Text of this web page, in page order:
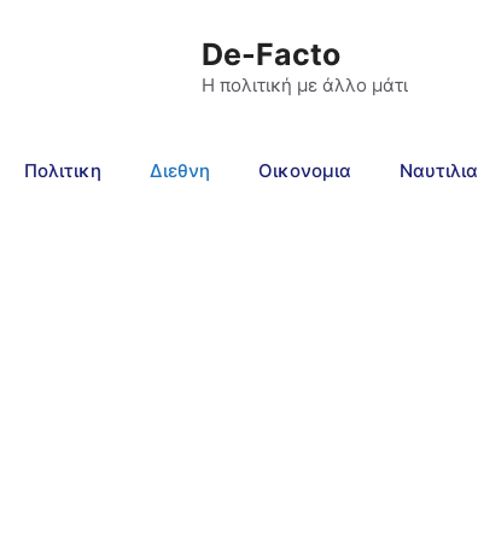
De-Facto
Η πολιτική με άλλο μάτι
Πολιτικη Διεθνη Οικονομια Ναυτιλια